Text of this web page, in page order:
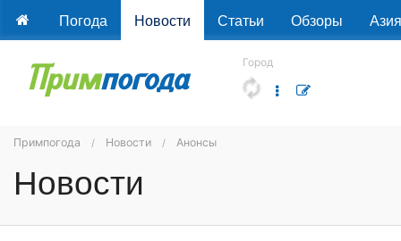
Погода Новости Статьи Обзоры Азия
Город
Примпогода Новости Анонсы
Новости